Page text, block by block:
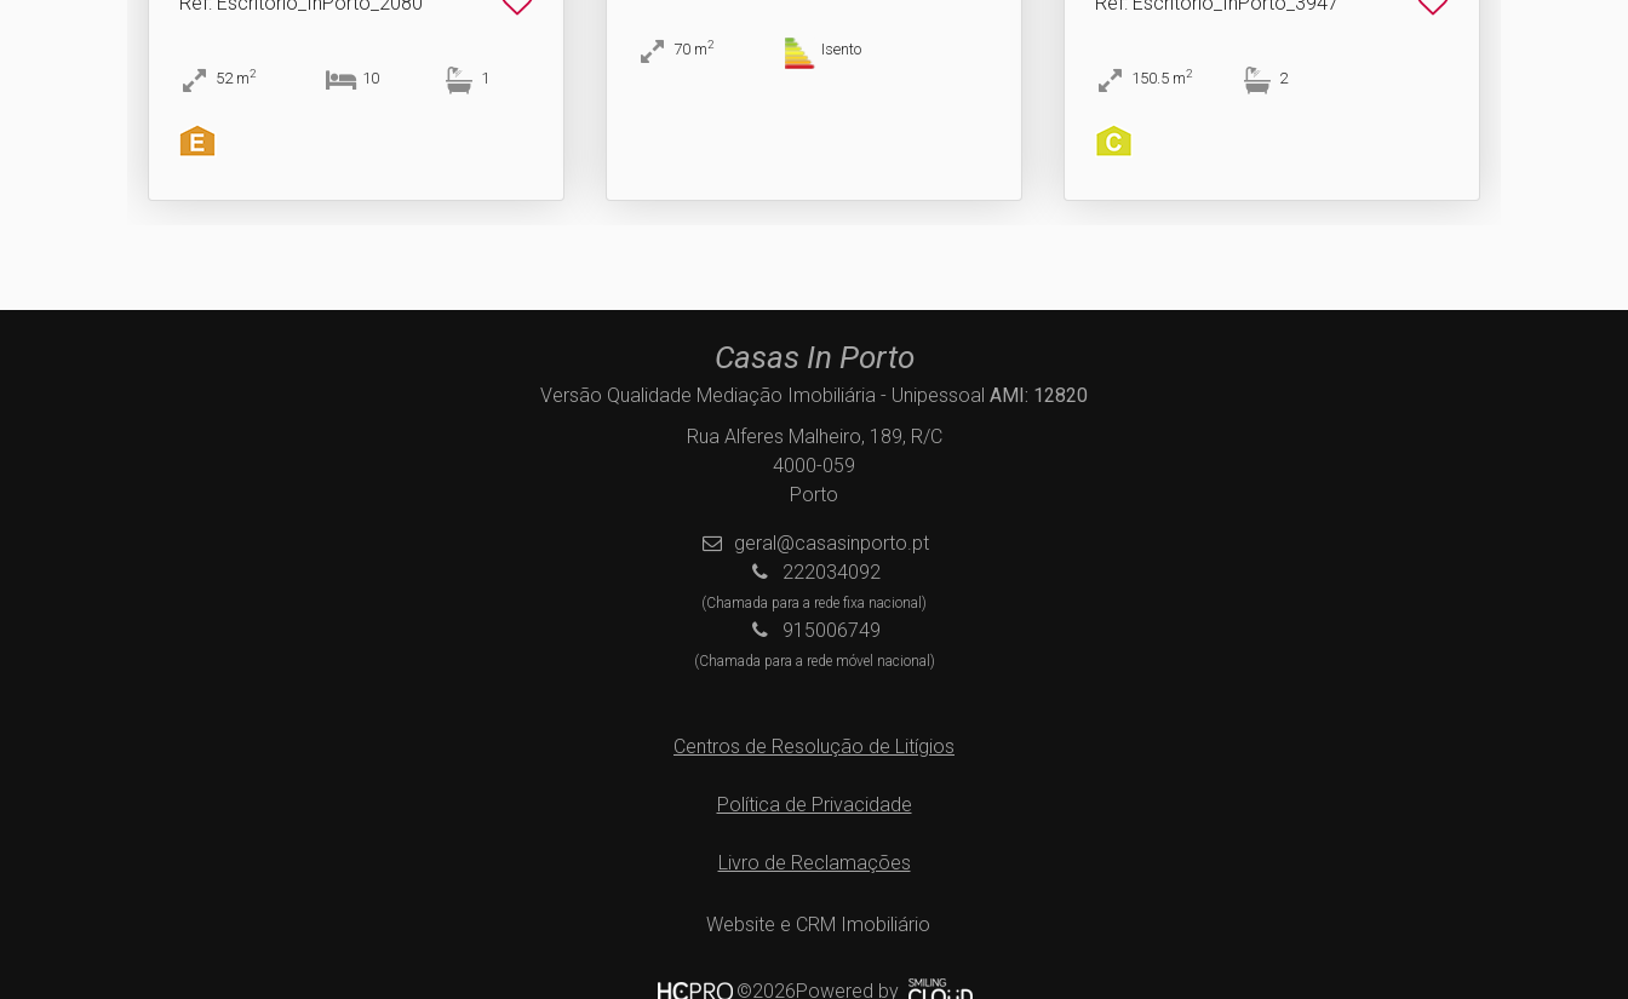
52 m2 10 1
70 m2 Isento
150.5 m2 2
Casas In Porto
Versão Qualidade Mediação Imobiliária - Unipessoal AMI: 12820
Rua Alferes Malheiro, 189, R/C
4000-059
Porto
geral@casasinporto.pt
222034092
(Chamada para a rede fixa nacional)
915006749
(Chamada para a rede móvel nacional)
Centros de Resolução de Litígios
Política de Privacidade
Livro de Reclamações
Website e CRM Imobiliário
©2026Powered by